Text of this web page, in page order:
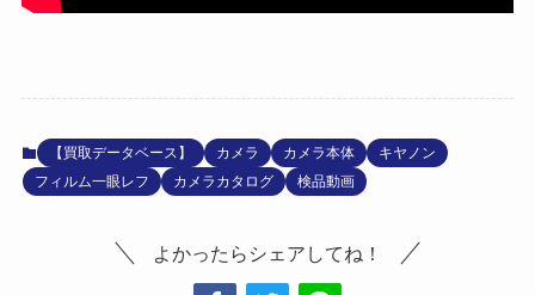
【買取データベース】 カメラ カメラ本体
キヤノン
フィルム一眼レフ
カメラカタログ 検品動画
よかったらシェアしてね！